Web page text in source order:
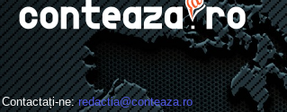
Contactați-ne:redactia@conteaza.ro